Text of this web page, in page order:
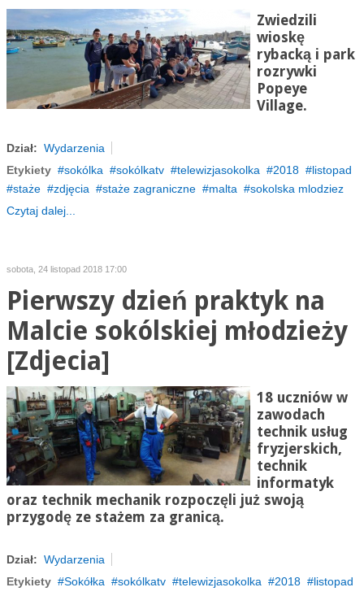
Zwiedzili
wioskę
rybacką i park
rozrywki
Popeye
Village.
Dział: Wydarzenia
Etykiety
sokólka sokólkatv telewizjasokolka 2018
listopad
staże
zdjęcia staże zagraniczne malta
sokolska mlodziez
Czytaj dalej...
sobota, 24 listopad 2018 17:00
Pierwszy dzień praktyk na
Malcie sokólskiej młodzieży
[Zdjecia]
18 uczniów w
zawodach
technik usług
fryzjerskich,
technik
informatyk
oraz technik mechanik rozpoczęli już swoją
przygodę ze stażem za granicą.
Dział: Wydarzenia
Etykiety
Sokółka sokólkatv telewizjasokolka 2018
listopad